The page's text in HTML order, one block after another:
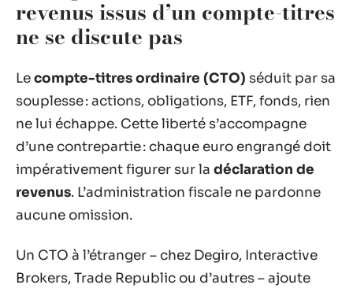
revenus issus d’un compte-titres
ne se discute pas
Lecompte-titres ordinaire (CTO) séduit par sa
souplesse : actions, obligations, ETF, fonds, rien
ne lui échappe. Cette liberté s’accompagne
d’une contrepartie : chaque euro engrangé doit
impérativement figurer sur la déclaration de
revenus. L’administration fiscale ne pardonne
aucune omission.
Un CTO à l’étranger – chez Degiro, Interactive
Brokers, Trade Republic ou d’autres – ajoute